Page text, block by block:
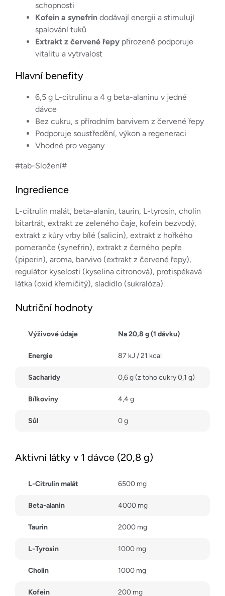
schopnosti
Kofein a synefrin dodávají energii a stimulují
spalování tuků
Extrakt z červené řepy přirozeně podporuje
vitalitu a vytrvalost
Hlavní benefity
6,5 g L-citrulinu a 4 g beta-alaninu v jedné
dávce
Bez cukru, s přírodním barvivem z červené řepy
Podporuje soustředění, výkon a regeneraci
Vhodné pro vegany
#tab-Složení#
Ingredience
L-citrulin malát, beta-alanin, taurin, L-tyrosin, cholin
bitartrát, extrakt ze zeleného čaje, kofein bezvodý,
extrakt z kůry vrby bílé (salicin), extrakt z hořkého
pomeranče (synefrin), extrakt z černého pepře
(piperin), aroma, barvivo (extrakt z červené řepy),
regulátor kyselosti (kyselina citronová), protispékavá
látka (oxid křemičitý), sladidlo (sukralóza).
Nutriční hodnoty
Výživové údaje Na 20,8 g (1 dávku)
Energie 87 kJ / 21 kcal
Sacharidy 0,6 g (z toho cukry 0,1 g)
Bílkoviny 4,4 g
Sůl 0 g
Aktivní látky v 1 dávce (20,8 g)
L-Citrulin malát 6500 mg
Beta-alanin 4000 mg
Taurin 2000 mg
L-Tyrosin 1000 mg
Cholin 1000 mg
Kofein 200 mg